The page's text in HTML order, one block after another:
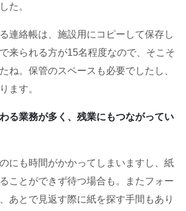
た。
連絡帳は、施設用にコピーして保存し
来られる方が15名程度なので、そこそ
ね。保管のスペースも必要でしたし、
ます。
る業務が多く、残業にもつながってい
にも時間がかかってしまいますし、紙
ことができず待つ場合も。またフォー
あとで見返す際に紙を探す手間もあり